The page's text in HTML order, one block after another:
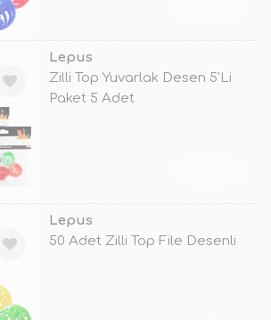
Lepus
Zilli Top Yuvarlak Desen 5'Li
Paket 5 Adet
Lepus
50 Adet Zilli Top File Desenli